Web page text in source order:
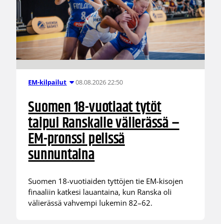
EM-kilpailut 08.08.2026 22:50
Suomen 18-vuotiaat tytöt
taipui Ranskalle välierässä –
EM-pronssi pelissä
sunnuntaina
Suomen 18-vuotiaiden tyttöjen tie EM-kisojen
finaaliin katkesi lauantaina, kun Ranska oli
välierässä vahvempi lukemin 82–62.